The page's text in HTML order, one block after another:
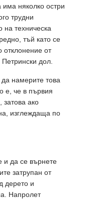
има няколко остри
трудни
на техническа
тъй като се
отклонение от
дол.
намерите това
е, че в първия
ако
изглеждаща по
и да се върнете
затрупан от
дерето и
Напролет